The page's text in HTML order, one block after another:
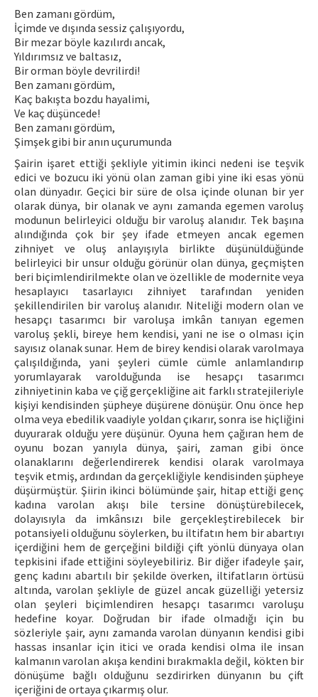
Ben zamanı gördüm,
İçimde ve dışında sessiz çalışıyordu,
Bir mezar böyle kazılırdı ancak,
Yıldırımsız ve baltasız,
Bir orman böyle devrilirdi!
Ben zamanı gördüm,
Kaç bakışta bozdu hayalimi,
Ve kaç düşüncede!
Ben zamanı gördüm,
Şimşek gibi bir anın uçurumunda
Şairin işaret ettiği şekliyle yitimin ikinci nedeni ise teşvik
edici ve bozucu iki yönü olan zaman gibi yine iki esas yönü
olan dünyadır. Geçici bir süre de olsa içinde olunan bir yer
olarak dünya, bir olanak ve aynı zamanda egemen varoluş
modunun belirleyici olduğu bir varoluş alanıdır. Tek başına
alındığında çok bir şey ifade etmeyen ancak egemen
zihniyet ve oluş anlayışıyla birlikte düşünüldüğünde
belirleyici bir unsur olduğu görünür olan dünya, geçmişten
beri biçimlendirilmekte olan ve özellikle de modernite veya
hesaplayıcı tasarlayıcı zihniyet tarafından yeniden
şekillendirilen bir varoluş alanıdır. Niteliği modern olan ve
hesapçı tasarımcı bir varoluşa imkân tanıyan egemen
varoluş şekli, bireye hem kendisi, yani ne ise o olması için
sayısız olanak sunar. Hem de birey kendisi olarak varolmaya
çalışıldığında, yani şeyleri cümle cümle anlamlandırıp
yorumlayarak varolduğunda ise hesapçı tasarımcı
zihniyetinin kaba ve çiğ gerçekliğine ait farklı stratejileriyle
kişiyi kendisinden şüpheye düşürene dönüşür. Onu önce hep
olma veya ebedilik vaadiyle yoldan çıkarır, sonra ise hiçliğini
duyurarak olduğu yere düşünür. Oyuna hem çağıran hem de
oyunu bozan yanıyla dünya, şairi, zaman gibi önce
olanaklarını değerlendirerek kendisi olarak varolmaya
teşvik etmiş, ardından da gerçekliğiyle kendisinden şüpheye
düşürmüştür. Şiirin ikinci bölümünde şair, hitap ettiği genç
kadına varolan akışı bile tersine dönüştürebilecek,
dolayısıyla da imkânsızı bile gerçekleştirebilecek bir
potansiyeli olduğunu söylerken, bu iltifatın hem bir abartıyı
içerdiğini hem de gerçeğini bildiği çift yönlü dünyaya olan
tepkisini ifade ettiğini söyleyebiliriz. Bir diğer ifadeyle şair,
genç kadını abartılı bir şekilde överken, iltifatların örtüsü
altında, varolan şekliyle de güzel ancak güzelliği yetersiz
olan şeyleri biçimlendiren hesapçı tasarımcı varoluşu
hedefine koyar. Doğrudan bir ifade olmadığı için bu
sözleriyle şair, aynı zamanda varolan dünyanın kendisi gibi
hassas insanlar için itici ve orada kendisi olma ile insan
kalmanın varolan akışa kendini bırakmakla değil, kökten bir
dönüşüme bağlı olduğunu sezdirirken dünyanın bu çift
içeriğini de ortaya çıkarmış olur.